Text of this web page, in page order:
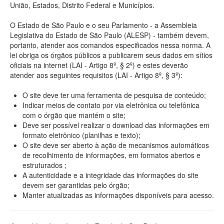
União, Estados, Distrito Federal e Municípios.
O Estado de São Paulo e o seu Parlamento - a Assembleia
Legislativa do Estado de São Paulo (ALESP) - também devem,
portanto, atender aos comandos especificados nessa norma. A
lei obriga os órgãos públicos a publicarem seus dados em sítios
oficiais na internet (LAI - Artigo 8º, § 2º) e estes deverão
atender aos seguintes requisitos (LAI - Artigo 8º, § 3º):
O site deve ter uma ferramenta de pesquisa de conteúdo;
Indicar meios de contato por via eletrônica ou telefônica
com o órgão que mantém o site;
Deve ser possível realizar o download das informações em
formato eletrônico (planilhas e texto);
O site deve ser aberto à ação de mecanismos automáticos
de recolhimento de informações, em formatos abertos e
estruturados ;
A autenticidade e a integridade das informações do site
devem ser garantidas pelo órgão;
Manter atualizadas as informações disponíveis para acesso.